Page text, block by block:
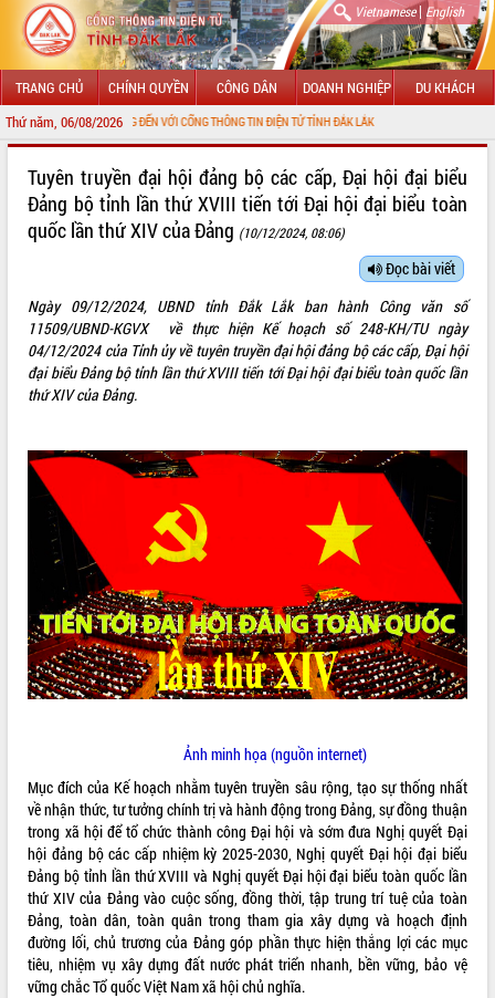
Vietnamese| English
TRANG CHỦ CHÍNH QUYỀN CÔNG DÂN DOANH NGHIỆP DU KHÁCH
Thứ năm, 06/08/2026
CHÀO MỪNG ĐẾN VỚI CỔNG THÔNG TIN ĐIỆN TỬ TỈNH ĐẮK LẮK
LÃNH ĐẠO UBND TỈNH
SỞ, BAN, NGÀNH
UBND CÁC XÃ, PHƯỜNG
THÔNG TIN CHỈ ĐẠO ĐIỀU HÀNH
VĂN BẢN HĐND TỈNH
ĐIỂM TIN VĂN BẢN
QUY HOẠCH - KẾ HOẠCH
Tuyên truyền đại hội đảng bộ các cấp, Đại hội đại biểu
Đảng bộ tỉnh lần thứ XVIII tiến tới Đại hội đại biểu toàn
quốc lần thứ XIV của Đảng (10/12/2024, 08:06)
Đọc bài viết
Ngày 09/12/2024, UBND tỉnh Đắk Lắk ban hành Công văn số
11509/UBND-KGVX về thực hiện Kế hoạch số 248-KH/TU ngày
04/12/2024 của Tỉnh ủy về tuyên truyền đại hội đảng bộ các cấp, Đại hội
đại biểu Đảng bộ tỉnh lần thứ XVIII tiến tới Đại hội đại biểu toàn quốc lần
thứ XIV của Đảng.
Ảnh minh họa (nguồn internet)
Mục đích của Kế hoạch nhằm tuyên truyền sâu rộng, tạo sự thống nhất
về nhận thức, tư tưởng chính trị và hành động trong Đảng, sự đồng thuận
trong xã hội để tổ chức thành công Đại hội và sớm đưa Nghị quyết Đại
hội đảng bộ các cấp nhiệm kỳ 2025-2030, Nghị quyết Đại hội đại biểu
Đảng bộ tỉnh lần thứ XVIII và Nghị quyết Đại hội đại biểu toàn quốc lần
thứ XIV của Đảng vào cuộc sống, đồng thời, tập trung trí tuệ của toàn
Đảng, toàn dân, toàn quân trong tham gia xây dựng và hoạch định
đường lối, chủ trương của Đảng góp phần thực hiện thắng lợi các mục
tiêu, nhiệm vụ xây dựng đất nước phát triển nhanh, bền vững, bảo vệ
vững chắc Tổ quốc Việt Nam xã hội chủ nghĩa.